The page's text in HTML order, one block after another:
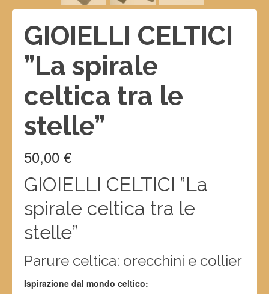
GIOIELLI CELTICI
”La spirale
celtica tra le
stelle”
50,00 €
GIOIELLI CELTICI ”La
spirale celtica tra le
stelle”
Parure celtica: orecchini e collier
Ispirazione dal mondo celtico: